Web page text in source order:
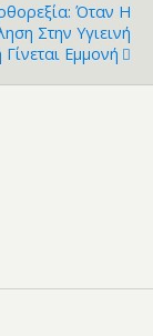
Όταν Η
Στην Υγιεινή
Εμμονή